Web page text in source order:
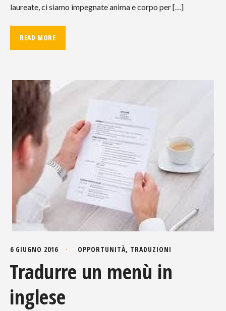
laureate, ci siamo impegnate anima e corpo per […]
READ MORE
6 GIUGNO 2016 OPPORTUNITÀ, TRADUZIONI
Tradurre un menù in
inglese